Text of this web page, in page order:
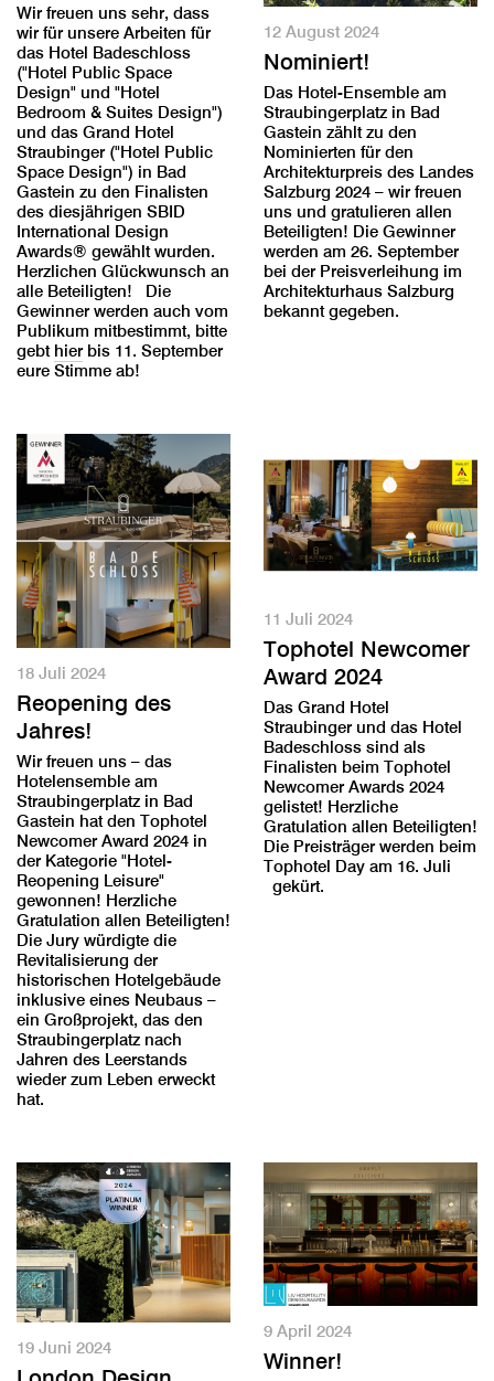
Wir freuen uns sehr, dass
wir für unsere Arbeiten für
das Hotel Badeschloss
("Hotel Public Space
Design" und "Hotel
Bedroom & Suites Design")
und das Grand Hotel
Straubinger ("Hotel Public
Space Design") in Bad
Gastein zu den Finalisten
des diesjährigen SBID
International Design
Awards® gewählt wurden.
Herzlichen Glückwunsch an
alle Beteiligten! Die
Gewinner werden auch vom
Publikum mitbestimmt, bitte
gebt hierbis 11. September
eure Stimme ab!
12 August 2024
Nominiert!
Das Hotel-Ensemble am
Straubingerplatz in Bad
Gastein zählt zu den
Nominierten für den
Architekturpreis des Landes
Salzburg 2024 – wir freuen
uns und gratulieren allen
Beteiligten! Die Gewinner
werden am 26. September
bei der Preisverleihung im
Architekturhaus Salzburg
bekannt gegeben.
18 Juli 2024
Reopening des
Jahres!
Wir freuen uns – das
Hotelensemble am
Straubingerplatz in Bad
Gastein hat den Tophotel
Newcomer Award 2024 in
der Kategorie "Hotel-
Reopening Leisure"
gewonnen! Herzliche
Gratulation allen Beteiligten!
Die Jury würdigte die
Revitalisierung der
historischen Hotelgebäude
inklusive eines Neubaus –
ein Großprojekt, das den
Straubingerplatz nach
Jahren des Leerstands
wieder zum Leben erweckt
hat.
11 Juli 2024
Tophotel Newcomer
Award 2024
Das Grand Hotel
Straubinger und das Hotel
Badeschloss sind als
Finalisten beim Tophotel
Newcomer Awards 2024
gelistet! Herzliche
Gratulation allen Beteiligten!
Die Preisträger werden beim
Tophotel Day am 16. Juli
gekürt.
19 Juni 2024
9 April 2024
Winner!